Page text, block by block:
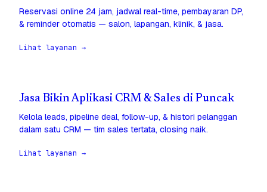
Reservasi online 24 jam, jadwal real-time, pembayaran DP,
& reminder otomatis — salon, lapangan, klinik, & jasa.
Lihat layanan →
Jasa Bikin Aplikasi CRM & Sales di Puncak
Kelola leads, pipeline deal, follow-up, & histori pelanggan
dalam satu CRM — tim sales tertata, closing naik.
Lihat layanan →